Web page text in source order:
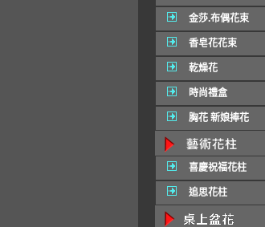
金莎.布偶花束
香皂花花束
乾燥花
時尚禮盒
胸花 新娘捧花
喜慶祝福花柱
追思花柱